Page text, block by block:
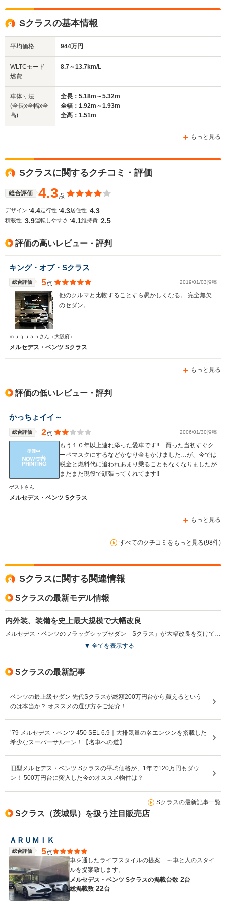
Sクラスの基本情報
平均価格 944万円
WLTCモード
燃費
8.7～13.7km/L
車体寸法
(全長x全幅x全
高)
全長：5.18m～5.32m
全幅：1.92m～1.93m
全高：1.51m
もっと見る
Sクラスに関するクチコミ・評価
総合評価 4.3点
デザイン :4.4走行性 :4.3 居住性 :4.3
積載性 :3.9運転しやすさ :4.1維持費 :2.5
評価の高いレビュー・評判
キング・オブ・Sクラス
総合評価 5点 2019/01/03投稿
他のクルマと比較することすら愚かしくなる。 完全無欠
のセダン。
ｍｕｑｕａｎさん （大阪府）
メルセデス・ベンツ Sクラス
もっと見る
評価の低いレビュー・評判
かっちょイイ～
総合評価 2点 2006/01/30投稿
もう１０年以上連れ添った愛車です!! 買った当初すぐク
ーペマスクにするなどかなり金もかけました…が、今では
税金と燃料代に追われあまり乗ることもなくなりましたが
まだまだ現役で頑張ってくれてます!!
ゲストさん
メルセデス・ベンツ Sクラス
もっと見る
すべてのクチコミをもっと見る(98件)
Sクラスに関する関連情報
Sクラスの最新モデル情報
内外装、装備を史上最大規模で大幅改良
全てを表示する
Sクラスの最新記事
ベンツの最上級セダン 先代Sクラスが総額200万円台から買えるという
のは本当か？ オススメの選び方をご紹介！
’79 メルセデス・ベンツ 450 SEL 6.9｜大排気量の名エンジンを搭載した
希少なスーパーサルーン！【名車への道】
旧型メルセデス・ベンツ Sクラスの平均価格が、1年で120万円もダウ
ン！ 500万円台に突入した今のオススメ物件は？
Sクラスの最新記事一覧
Sクラス（茨城県）を扱う注目販売店
ＡＲＵＭＩＫ
総合評価 5点
車を通したライフスタイルの提案 ～車と人のスタイ
ルを提案致します。
メルセデス・ベンツ Sクラスの掲載台数 2台
総掲載数 22台